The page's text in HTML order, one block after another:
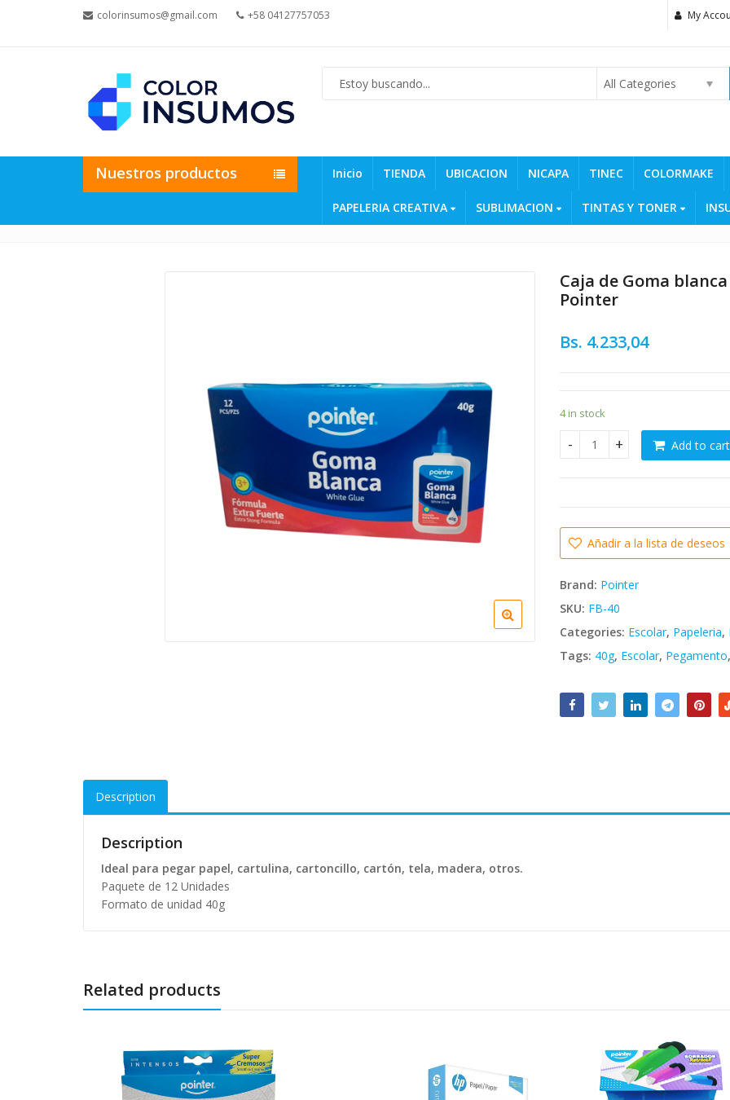
colorinsumos@gmail.com +58 04127757053 My
All Categories
Nuestros productos Inicio TIENDA UBICACION NICAPA TINEC COLORMAKE
PAPELERIA CREATIVA SUBLIMACION TINTAS Y TONER
Caja de Goma
Pointer
Bs. 4.233,04
4 in stock
Caja de Goma blancaAdd to cart
Añadir a la lista de deseos
Brand: Pointer
SKU: FB-40
Categories: Escolar, Papeleria,
Tags: 40g, Escolar, Pegamento,
Description
Description
Ideal para pegar papel, cartulina, cartoncillo, cartón, tela, madera, otros.
Paquete de 12 Unidades
Formato de unidad 40g
Related products